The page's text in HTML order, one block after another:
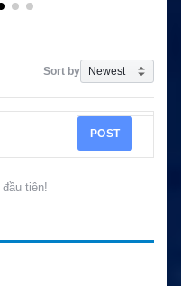
Sort by
POST
tiên!